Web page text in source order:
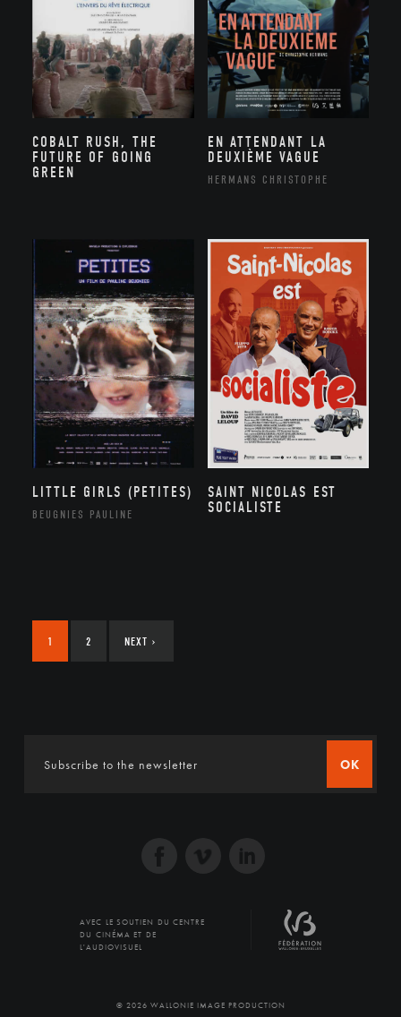
COBALT RUSH, THE
FUTURE OF GOING
GREEN
EN ATTENDANT LA
DEUXIÈME VAGUE
HERMANS CHRISTOPHE
LITTLE GIRLS (PETITES)
BEUGNIES PAULINE
SAINT NICOLAS EST
SOCIALISTE
1 2 NEXT ›
OK
AVEC LE SOUTIEN DU CENTRE
DU CINÉMA ET DE
L'AUDIOVISUEL
© 2026 WALLONIE IMAGE PRODUCTION